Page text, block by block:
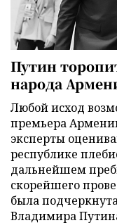
Путин
народа
Любой исход
премьера
эксперты
республике
дальнейшем
скорейшего
была
Владимира